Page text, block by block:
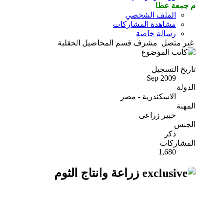
م جمعة عطا
الملف الشخصي
مشاهدة المشاركات
رسالة خاصة
غير متصل مشرف قسم المحاصيل الحقلية
تاريخ التسجيل
Sep 2009
الدولة
الاسكندرية - مصر
المهنة
خبير زراعى
الجنس
ذكر
المشاركات
1,680
زراعة وانتاج الثوم